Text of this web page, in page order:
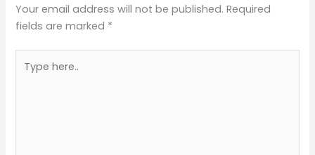
Your email address will not be published. Required
fields are marked *
here..